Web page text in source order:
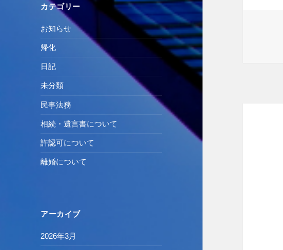
カテゴリー
お知らせ
帰化
日記
未分類
民事法務
相続・遺言書について
許認可について
離婚について
アーカイブ
2026年3月